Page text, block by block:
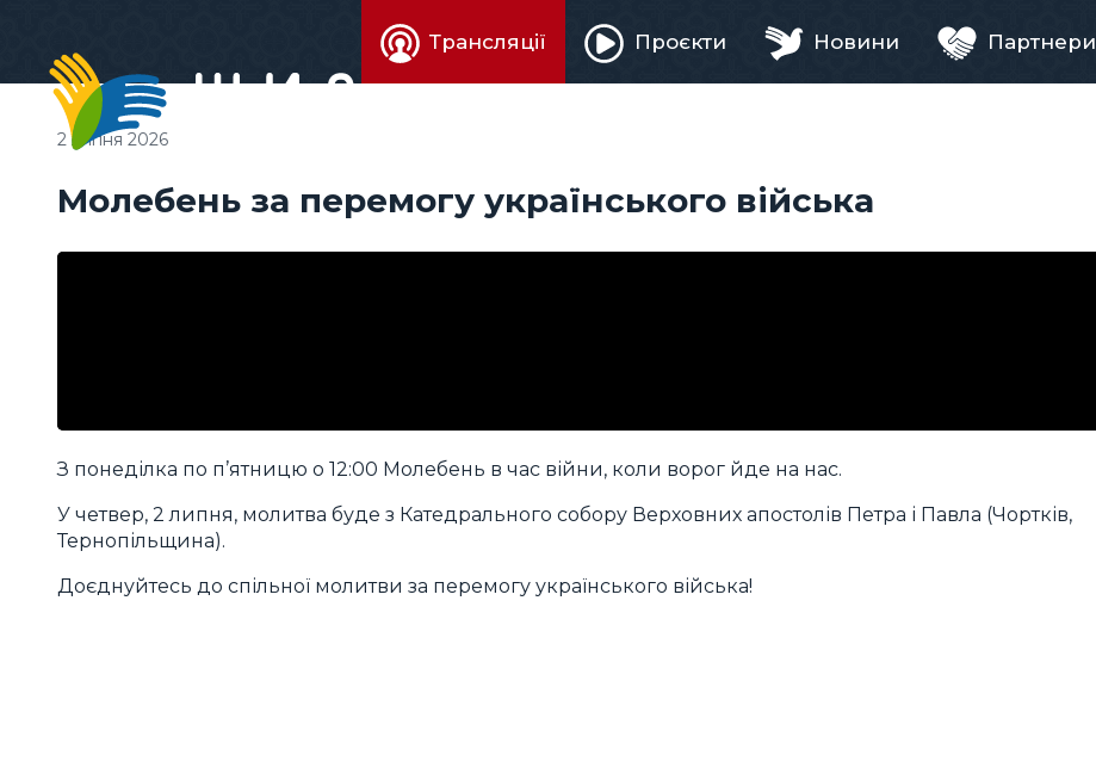
Живе
телебачення
Трансляції Проєкти Новини Партнери
Молебень за перемогу українського війська
2 липня 2026
З понеділка по п’ятницю о 12:00 Молебень в час війни, коли ворог йде на нас.
У четвер, 2 липня, молитва буде з Катедрального собору Верховних апостолів Петра і Павла (Чортків,
Тернопільщина).
Доєднуйтесь до спільної молитви за перемогу українського війська!